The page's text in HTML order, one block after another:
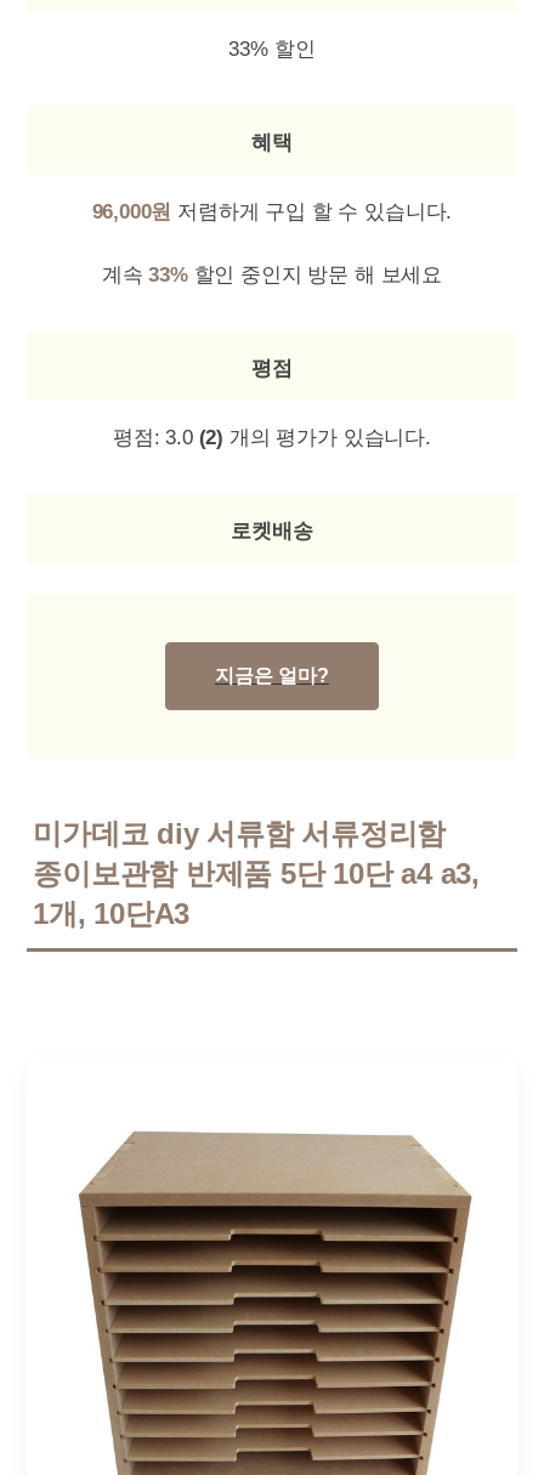
33% 할인
혜택
96,000원 저렴하게 구입 할 수 있습니다.
계속33%할인 중인지 방문 해 보세요
평점
평점:3.0 (2) 개의 평가가 있습니다.
로켓배송
지금은 얼마?
미가데코 diy 서류함 서류정리함
종이보관함 반제품 5단 10단 a4 a3,
1개, 10단A3